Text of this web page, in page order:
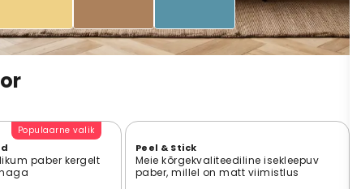
Populaarne valik
paber kergelt
Peel & Stick
Meie kõrgekvaliteediline isekleepuv
paber, millel on matt viimistlus